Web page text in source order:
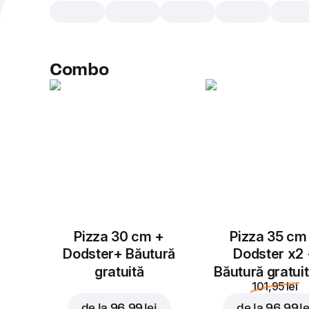
Combo
Pizza 30 cm +
Dodster+ Băutură
gratuită
Pizza 35 cm
Dodster x2
Băutură
101,95 lei